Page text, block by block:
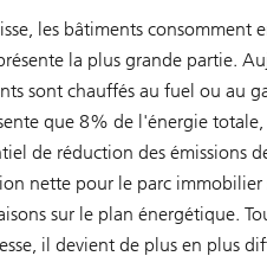
les bâtiments
la plus grande partie.
sont chauffés au fuel ou au
que 8% de l'énergie
de réduction des émissions
nette pour le parc immobilier
sur le plan énergétique.
il devient de plus en plus